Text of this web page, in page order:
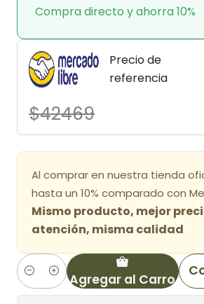
Compra directo y ahorra 10%
Precio de
referencia
$42469
Al comprar en nuestra tienda
hasta un 10% comparado con
Mismo producto, mejor
atención, misma calidad
Cantidad Agregar al Carro